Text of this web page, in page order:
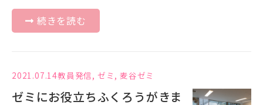
続きを読む
2021.07.14教員発信, ゼミ ,麦谷ゼミ
ゼミにお役立ちふくろうがきま